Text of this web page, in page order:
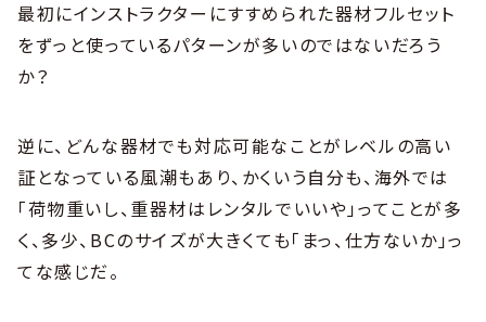
最初にインストラクターにすすめられた器材フルセット
をずっと使っているパターンが多いのではないだろう
か？
逆に、どんな器材でも対応可能なことがレベルの高い
証となっている風潮もあり、かくいう自分も、海外では
「荷物重いし、重器材はレンタルでいいや」ってことが多
く、多少、BCのサイズが大きくても「まっ、仕方ないか」っ
てな感じだ。